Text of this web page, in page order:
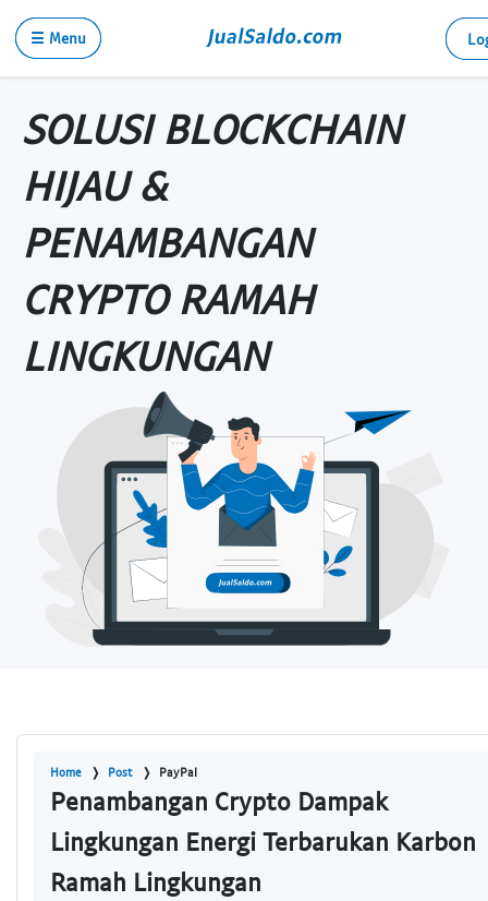
☰ Menu
SOLUSI BLOCKCHAIN
HIJAU &
PENAMBANGAN
CRYPTO RAMAH
LINGKUNGAN
Home Post PayPal
Penambangan Crypto Dampak
Lingkungan Energi Terbarukan Karbon
Ramah Lingkungan